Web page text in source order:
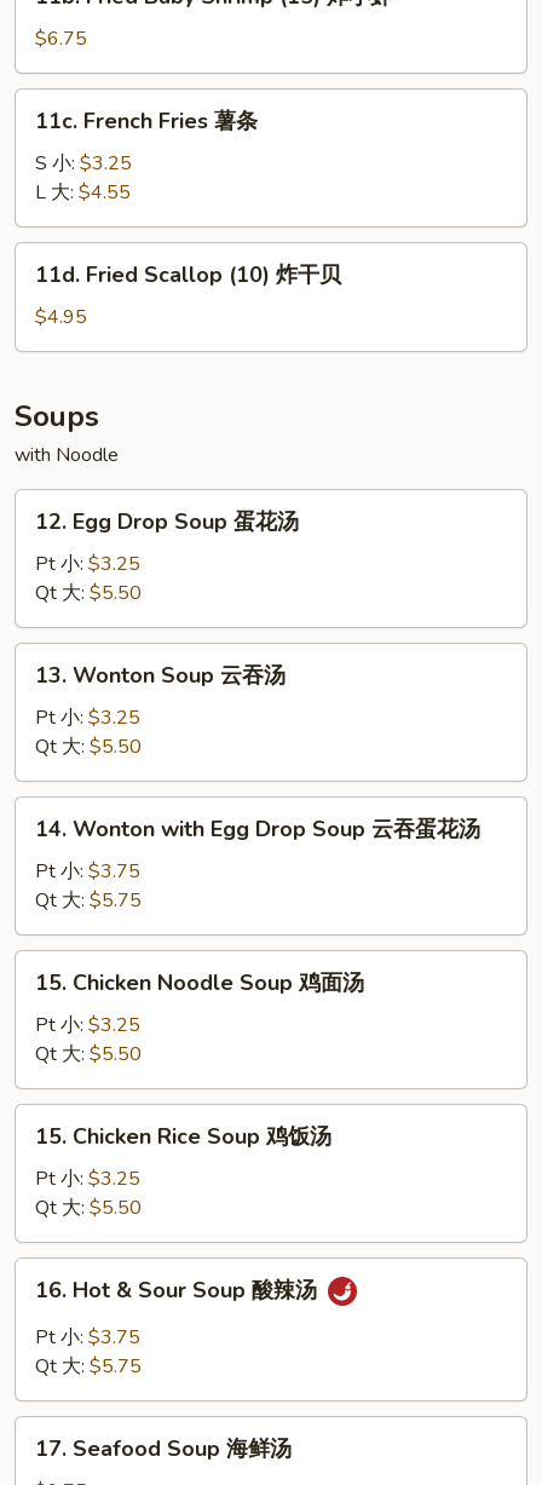
Fried
Baby
Shrimp
(15)
$6.75
French
Fries
条
11c. French Fries 薯条
S 小: $3.25
L 大: $4.55
Fried
Scallop
(10)
干
贝
11d. Fried Scallop (10) 炸干贝
$4.95
Soups
with Noodle
Egg
Drop
Soup
蛋
花
12. Egg Drop Soup 蛋花汤
Pt 小: $3.25
Qt 大: $5.50
Wonton
Soup
吞
汤
13. Wonton Soup 云吞汤
Pt 小: $3.25
Qt 大: $5.50
Wonton
with
Egg
Drop
Soup
汤
14. Wonton with Egg Drop Soup 云吞蛋花汤
Pt 小: $3.75
Qt 大: $5.75
Chicken
Noodle
Soup
鸡
面
15. Chicken Noodle Soup 鸡面汤
Pt 小: $3.25
Qt 大: $5.50
Chicken
Rice
Soup
鸡
饭
15. Chicken Rice Soup 鸡饭汤
Pt 小: $3.25
Qt 大: $5.50
Hot
Sour
酸
16. Hot & Sour Soup 酸辣汤
Pt 小: $3.75
Qt 大: $5.75
Seafood
17. Seafood Soup 海鲜汤